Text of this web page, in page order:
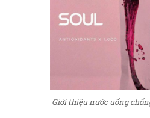
Giới thiệu nước uống